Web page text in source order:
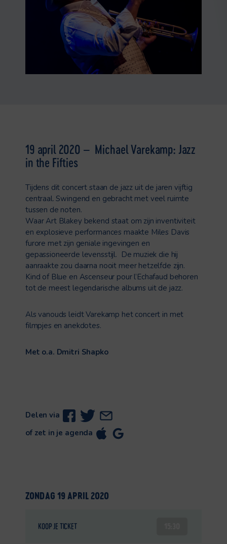
19 april 2020 – Michael Varekamp: Jazz
in the Fifties
Tijdens dit concert staan de jazz uit de jaren vijftig
centraal. Swingend en gebracht met veel ruimte
tussen de noten.
Waar Art Blakey bekend staat om zijn inventiviteit
en explosieve performances maakte Miles Davis
furore met zijn geniale ingevingen en
gepassioneerde levensstijl. De muziek die hij
aanraakte zou daarna nooit meer hetzelfde zijn.
Kind of Blue en Ascenseur pour l’Echafaud behoren
tot de meest legendarische albums uit de jazz.
Als vanouds leidt Varekamp het concert in met
filmpjes en anekdotes.
Met o.a. Dmitri Shapko
Delen via
of zet in je agenda
ZONDAG 19 APRIL 2020
KOOP JE TICKET